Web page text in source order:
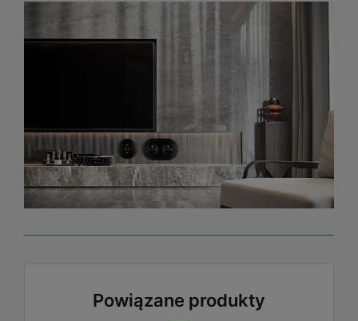
Powiązane produkty